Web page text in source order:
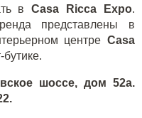
в Casa Ricca Expo.
представлены в
центреCasa
бутике.
шоссе, дом 52а.